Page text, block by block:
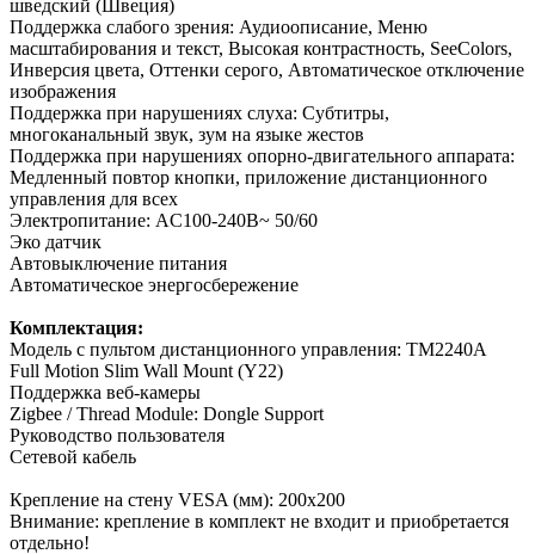
шведский (Швеция)
Поддержка слабого зрения: Аудиоописание, Меню
масштабирования и текст, Высокая контрастность, SeeColors,
Инверсия цвета, Оттенки серого, Автоматическое отключение
изображения
Поддержка при нарушениях слуха: Субтитры,
многоканальный звук, зум на языке жестов
Поддержка при нарушениях опорно-двигательного аппарата:
Медленный повтор кнопки, приложение дистанционного
управления для всех
Электропитание: AC100-240В~ 50/60
Эко датчик
Автовыключение питания
Автоматическое энергосбережение
Комплектация:
Модель с пультом дистанционного управления: TM2240A
Full Motion Slim Wall Mount (Y22)
Поддержка веб-камеры
Zigbee / Thread Module: Dongle Support
Руководство пользователя
Сетевой кабель
Крепление на стену VESA (мм): 200х200
Внимание: крепление в комплект не входит и приобретается
отдельно!